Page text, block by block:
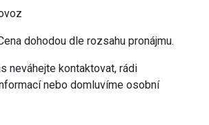
dohodou dle rozsahu pronájmu.
neváhejte kontaktovat, rádi
nebo domluvíme osobní